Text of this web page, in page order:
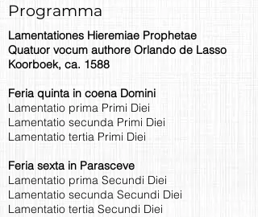
Programma
Lamentationes Hieremiae Prophetae
Quatuor vocum authore Orlando de Lasso
Koorboek, ca. 1588
Feria quinta in coena Domini
Lamentatio prima Primi Diei
Lamentatio secunda Primi Diei
Lamentatio tertia Primi Diei
Feria sexta in Parasceve
Lamentatio prima Secundi Diei
Lamentatio secunda Secundi Diei
Lamentatio tertia Secundi Diei